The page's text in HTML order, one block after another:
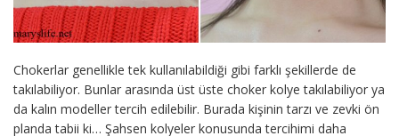
Chokerlar genellikle tek kullanılabildiği gibi farklı şekillerde de
takılabiliyor. Bunlar arasında üst üste choker kolye takılabiliyor ya
da kalın modeller tercih edilebilir. Burada kişinin tarzı ve zevki ön
planda tabii ki… Şahsen kolyeler konusunda tercihimi daha